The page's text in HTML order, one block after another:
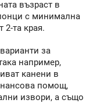
възраст в
с минимална
2-та края.
за
например,
канени в
помощ,
извори, а също